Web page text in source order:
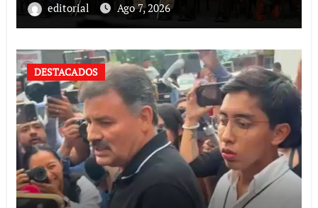
editorial Ago 7, 2026
DESTACADOS